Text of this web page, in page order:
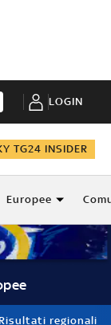
LOGIN
TG24 INSIDER
Europee
Risultati regionali